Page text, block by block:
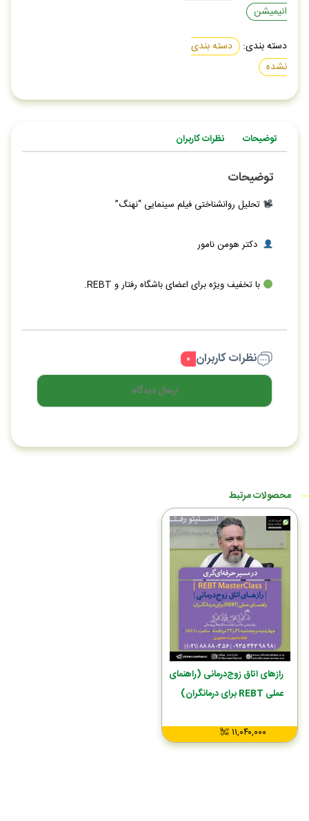
انیمیشن
دسته بندی:
دسته بندی
نشده
توضیحات نظرات کاربران
توضیحات
تحلیل روانشناختی فیلم سینمایی “نهنگ”
دکتر هومن نامور
با تخفیف ویژه برای اعضای باشگاه رفتار و REBT.
نظرات کاربران ۰
ارسال دیدگاه
محصولات مرتبط
رازهای اتاق زوج‌درمانی (راهنمای
عملی REBT برای درمانگران)
۱۱,۰۴۰,۰۰۰